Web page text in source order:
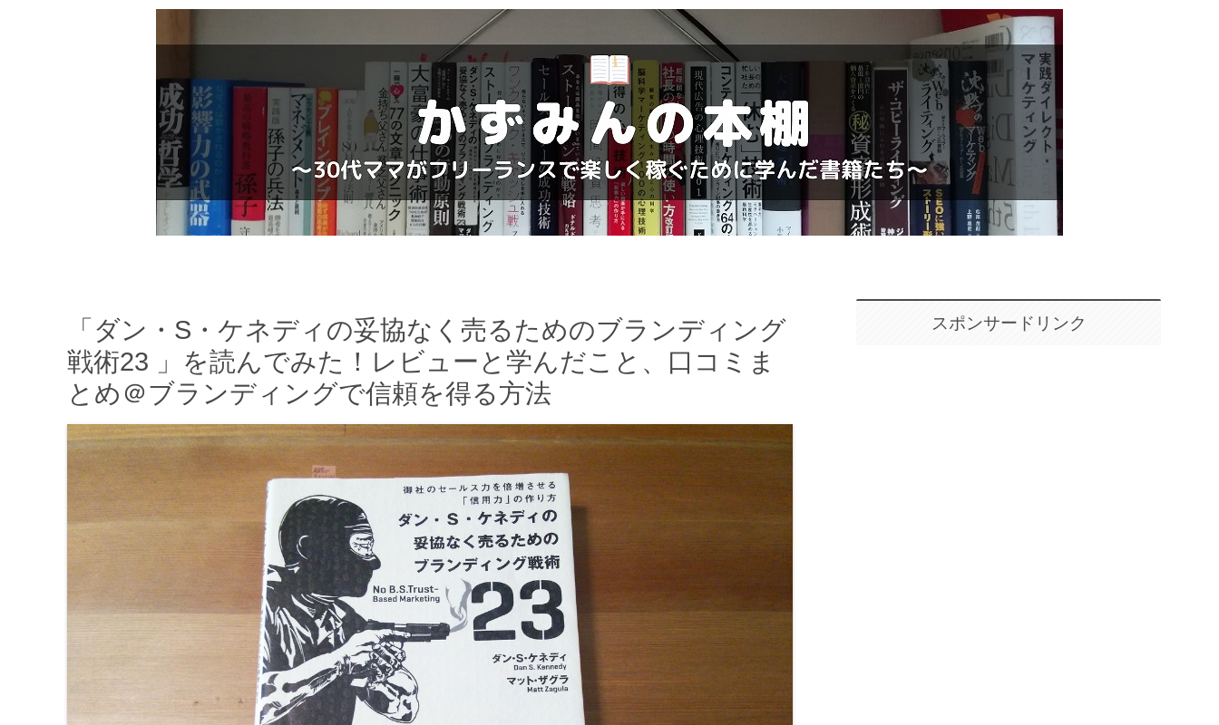
「ダン・S・ケネディの妥協なく売るためのブランディング
戦術23 」を読んでみた！レビューと学んだこと、口コミま
とめ＠ブランディングで信頼を得る方法
スポンサードリンク